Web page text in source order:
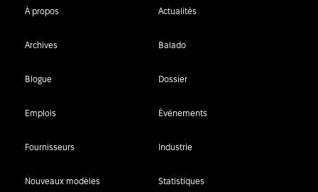
À propos Actualités
Archives Balado
Blogue Dossier
Emplois Événements
Fournisseurs Industrie
Nouveaux modèles Statistiques